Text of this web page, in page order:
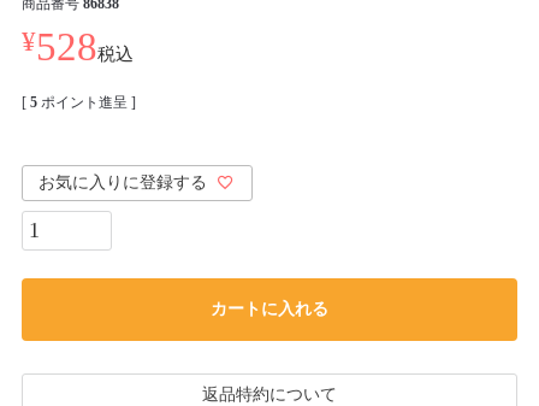
商品番号 86838
¥528税込
[ 5 ポイント進呈 ]
お気に入りに登録する
カートに入れる
返品特約について